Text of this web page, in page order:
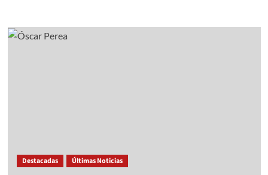
Destacadas Últimas Noticias